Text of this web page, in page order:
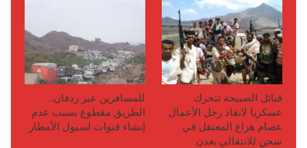
قبائل الصبيحة تتحرك
عسكريا لانقاذ رجل الأعمال
عصام هزاع المعتقل في
سجن للانتقالي بعدن
للمسافرين عبر ردفان..
الطريق مقطوع بسبب عدم
إنشاء قنوات لسيول الأمطار